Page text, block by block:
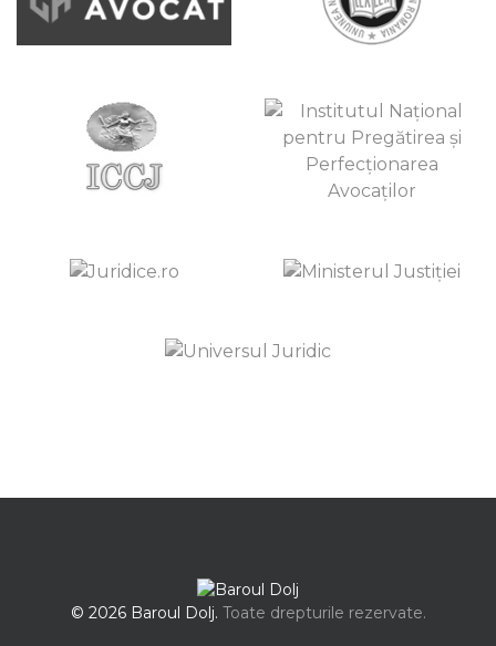
© 2026 Baroul Dolj. Toate drepturile rezervate.